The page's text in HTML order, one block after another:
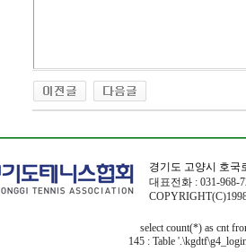
경기도 고양시 호국
대표전화 : 031-968-
select count(*) as cnt
145 : Table